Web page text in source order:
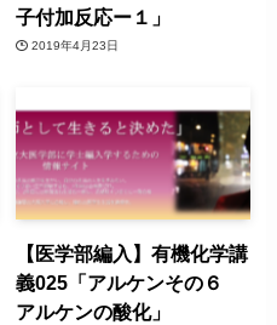
子付加反応ー１」
2019年4月23日
【医学部編入】有機化学講
義025「アルケンその６
アルケンの酸化」